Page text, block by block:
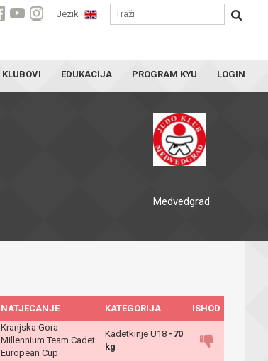
Jezik
KLUBOVI EDUKACIJA PROGRAM KYU LOGIN
Medvedgrad
NATJECANJE KATEGORIJA ISHOD
Kranjska Gora
Millennium Team Cadet
European Cup
Kadetkinje U18 -70
kg